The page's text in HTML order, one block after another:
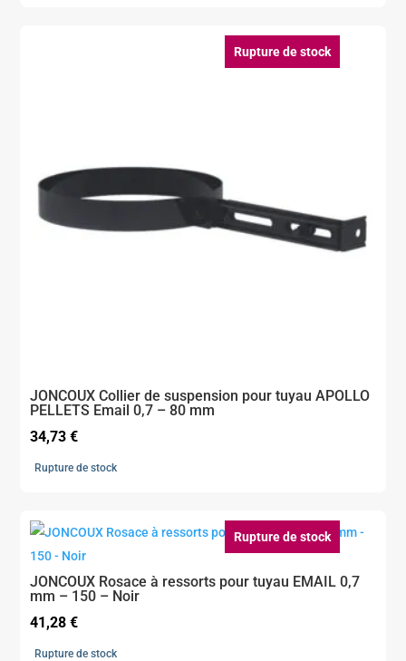
Rupture de stock
JONCOUX Collier de suspension pour tuyau APOLLO
PELLETS Email 0,7 – 80 mm
34,73€
Rupture de stock
Rupture de stock
JONCOUX Rosace à ressorts pour tuyau EMAIL 0,7
mm – 150 – Noir
41,28€
Rupture de stock